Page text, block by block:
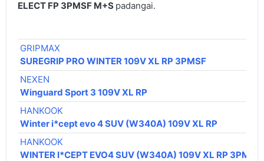
ELECT FP 3PMSF M+S padangai.
GRIPMAX
SUREGRIP PRO WINTER 109V XL RP 3PMSF
NEXEN
Winguard Sport 3 109V XL RP
HANKOOK
Winter i*cept evo 4 SUV (W340A) 109V XL RP
HANKOOK
WINTER I*CEPT EVO4 SUV (W340A) 109V XL RP 3PMSF